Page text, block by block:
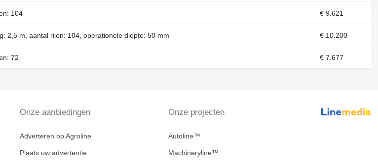
104 € 9.621
2,5 m, aantal rijen: 104, operationele diepte: 50 mm € 10.200
72 € 7.677
Onze aanbiedingen
Adverteren op Agroline
Plaats uw advertentie
Onze projecten
Autoline™
Machineryline™